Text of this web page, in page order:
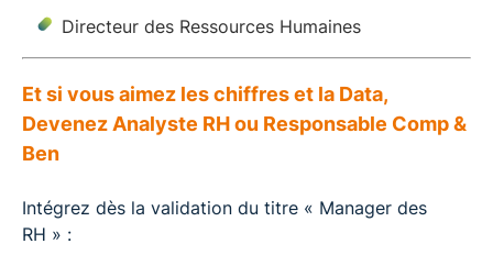
Directeur des Ressources Humaines
Et si vous aimez les chiffres et la Data,
Devenez Analyste RH ou Responsable Comp &
Ben
Intégrez dès la validation du titre « Manager des
RH » :